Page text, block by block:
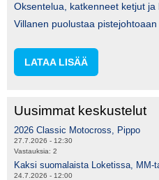
Oksentelua, katkenneet ketjut ja
Villanen puolustaa pistejohtoaan
LATAA LISÄÄ
Uusimmat keskustelut
2026 Classic Motocross, Pippo
27.7.2026 - 12:30
Vastauksia: 2
Kaksi suomalaista Loketissa, MM-
24.7.2026 - 12:00